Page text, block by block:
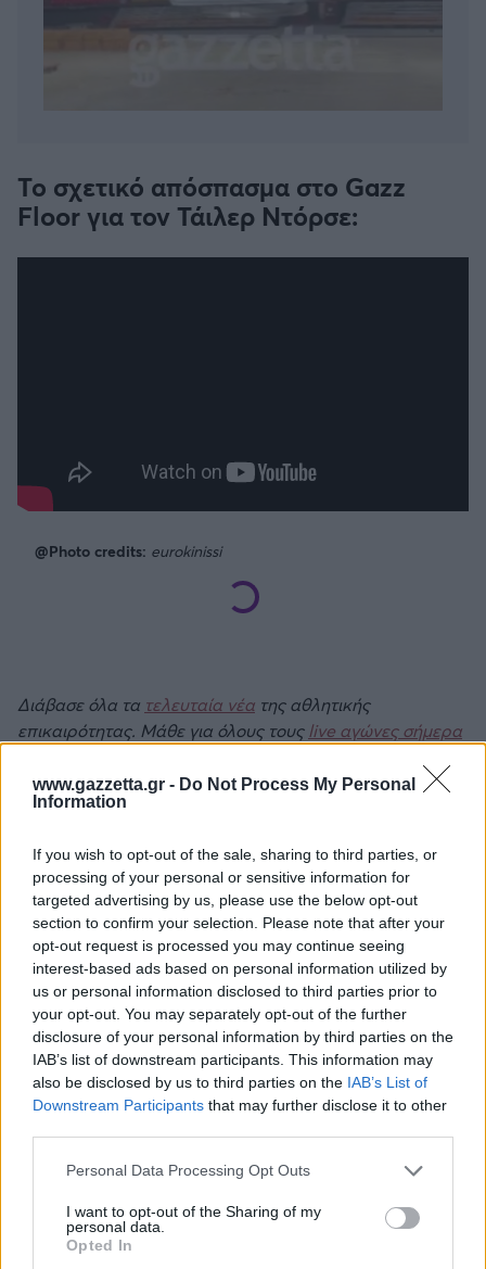
www.gazzetta.gr - Do Not Process My Personal
Information
If you wish to opt-out of the sale, sharing to third parties, or
processing of your personal or sensitive information for
targeted advertising by us, please use the below opt-out
section to confirm your selection. Please note that after your
opt-out request is processed you may continue seeing
interest-based ads based on personal information utilized by
us or personal information disclosed to third parties prior to
your opt-out. You may separately opt-out of the further
disclosure of your personal information by third parties on the
IAB’s list of downstream participants. This information may
also be disclosed by us to third parties on the IAB’s List of
Downstream Participants that may further disclose it to other
Please note that this website/app uses one or more Google
not limited to your visit or usage behaviour. You may click to
grant or deny consent to Google and its third-party tags to
use your data for below specified purposes in below Google
Personal Data Processing Opt Outs
I want to opt-out of the Sharing of my
personal data.
Opted In
Το σχετικό απόσπασμα στο Gazz
Floor για τον Τάιλερ Ντόρσε:
@Photo credits: eurokinissi
Διάβασε όλα τα τελευταία νέα της αθλητικής
επικαιρότητας. Μάθε για όλους τους live αγώνες σήμερα
εβδομάδας μέσα από το υπερπλήρες Πρόγραμμα TV του
Gazzetta. Ακολούθησέ μας και στο
ΔΙΑΒΑΣΕ ΑΚΟΜΗ:
ΣΕΦ: Ο λόγος της ακύρωσης του διαγωνισμού και τι
σημαίνει η 10η Σεπτεμβρίου για την υπόθεση
ΣΕΦ: Επαναπροκηρύσσεται η ενεργειακή αναβάθμιση -
Γιατί ακυρώθηκε ο πρώτος διαγωνισμός
Ντόρσεϊ: Τα... έσταξε στην προπόνηση με 13/14 τρίποντα!
ΜΕΤΑΓΡΑΦΕΣ ΟΛΥΜΠΙΑΚΟΣ
ΜΕΤΑΓΡΑΦΕΣ ΟΛΥΜΠΙΑΚΟΣ ΜΠΑΣΚΕΤ